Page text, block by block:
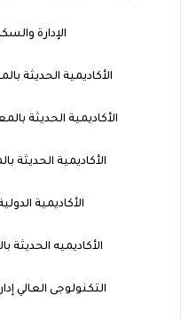
الإدارة
الأكاديمية الحديثة
الأكاديمية الحديثة
الأكاديمية الحديثة
الأكاديمية الدولية
الأكاديميه
التكنولوجى العالي إدارة 10 رمضان بمرسى